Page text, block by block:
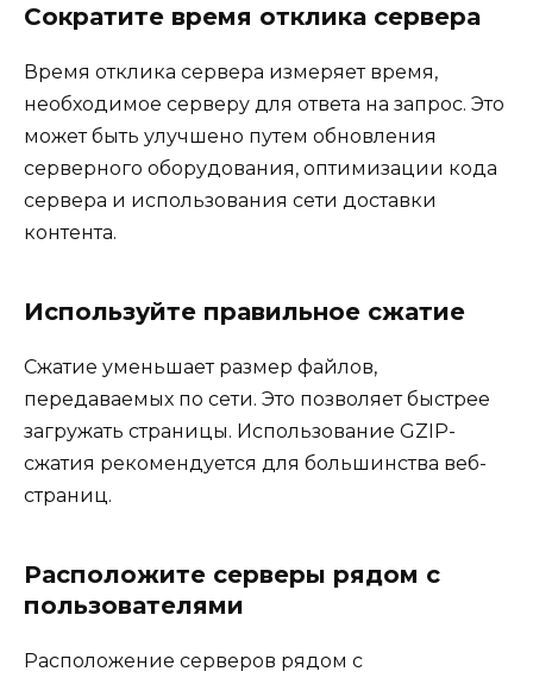
Сократите время отклика сервера
Время отклика сервера измеряет время,
необходимое серверу для ответа на запрос. Это
может быть улучшено путем обновления
серверного оборудования, оптимизации кода
сервера и использования сети доставки
контента.
Используйте правильное сжатие
Сжатие уменьшает размер файлов,
передаваемых по сети. Это позволяет быстрее
загружать страницы. Использование GZIP-
сжатия рекомендуется для большинства веб-
страниц.
Расположите серверы рядом с
пользователями
Расположение серверов рядом с